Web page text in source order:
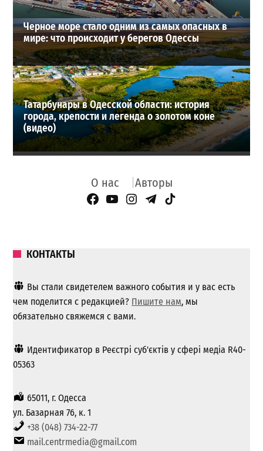
Черное море стало одним из самых опасных в
мире: что происходит у берегов Одессы
Татарбунары в Одесской области: история
города, крепости и легенда о золотом коне
(видео)
О нас Авторы
Facebook Page
YouTube
Instagram
Telegram
TikTok
КОНТАКТЫ
Вы стали свидетелем важного события и у вас есть
чем поделится с редакцией? Пишите нам, мы
обязательно свяжемся с вами.
Идентификатор в Реєстрі суб'єктів у сфері медіа R40-
05363
65011, г. Одесса
ул. Базарная 76, к. 1
+38 (048) 734-22-77
mail.centrmedia@gmail.com